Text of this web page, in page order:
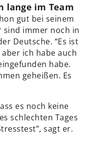
lange im Team
gut bei seinem
sind immer noch in
Deutsche. “Es ist
ich habe auch
habe.
geheißen. Es
es noch keine
schlechten Tages
sagt er.